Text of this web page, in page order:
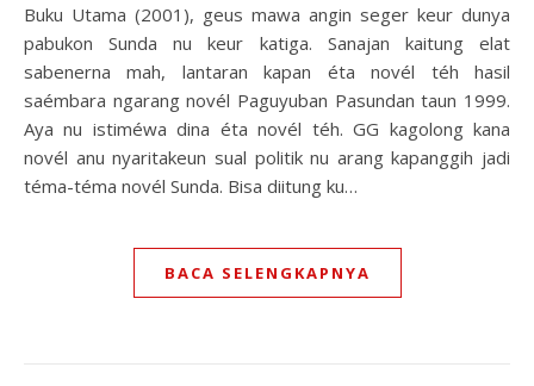
Buku Utama (2001), geus mawa angin seger keur dunya
pabukon Sunda nu keur katiga. Sanajan kaitung elat
sabenerna mah, lantaran kapan éta novél téh hasil
saémbara ngarang novél Paguyuban Pasundan taun 1999.
Aya nu istiméwa dina éta novél téh. GG kagolong kana
novél anu nyaritakeun sual politik nu arang kapanggih jadi
téma-téma novél Sunda. Bisa diitung ku…
BACA SELENGKAPNYA